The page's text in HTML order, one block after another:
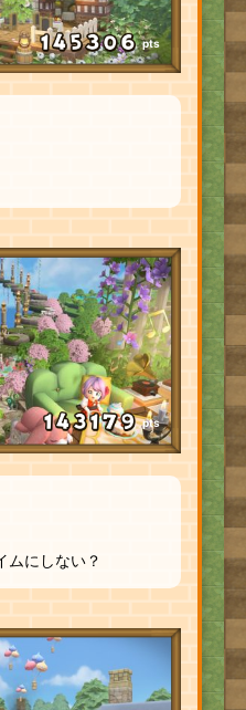
pts
pts
にしない？